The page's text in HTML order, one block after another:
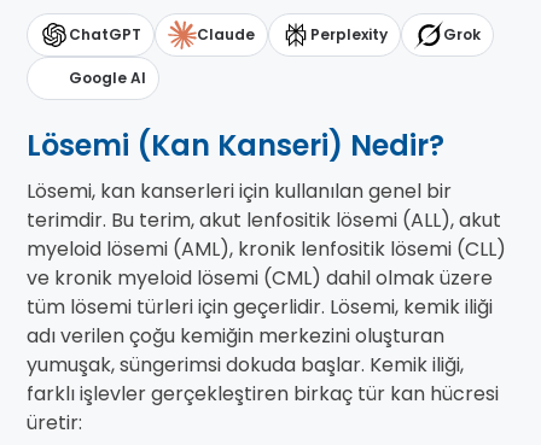
ChatGPT Claude Perplexity Grok
Google AI
Lösemi (Kan Kanseri) Nedir?
Lösemi, kan kanserleri için kullanılan genel bir
terimdir. Bu terim, akut lenfositik lösemi (ALL), akut
myeloid lösemi (AML), kronik lenfositik lösemi (CLL)
ve kronik myeloid lösemi (CML) dahil olmak üzere
tüm lösemi türleri için geçerlidir. Lösemi, kemik iliği
adı verilen çoğu kemiğin merkezini oluşturan
yumuşak, süngerimsi dokuda başlar. Kemik iliği,
farklı işlevler gerçekleştiren birkaç tür kan hücresi
üretir: